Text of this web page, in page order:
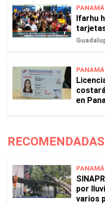
PANAMÁ
Ifarhu
PANAMÁ
en
RECOMENDADAS
PANAMÁ
por
varios